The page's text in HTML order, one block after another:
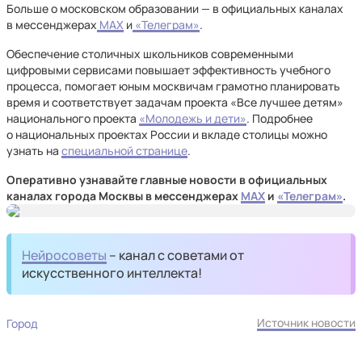
Больше о московском образовании — в официальных каналах
в мессенджерах МАХ и «Телеграм».
Обеспечение столичных школьников современными
цифровыми сервисами повышает эффективность учебного
процесса, помогает юным москвичам грамотно планировать
время и соответствует задачам проекта «Все лучшее детям»
национального проекта «Молодежь и дети». Подробнее
о национальных проектах России и вкладе столицы можно
узнать на специальной странице.
Оперативно узнавайте главные новости в официальных
каналах города Москвы в мессенджерах MAX и «Телеграм».
Нейросоветы – канал с советами от
искусственного интеллекта!
Город Источник новости